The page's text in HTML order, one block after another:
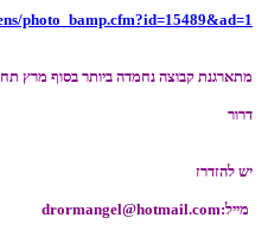
photo_bamp.cfm?id=15489&ad=1
מתארגנת קבוצה נחמדה ביותר בסוף מרץ תחילת
דרור
יש להזדרז
מייל:drormangel@hotmail.com